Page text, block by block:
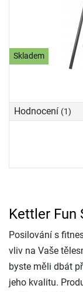
Skladem
Hodnocení (1)
Kettler Fun
Posilování s
vliv na Vaše
byste měli dbát
jeho kvalitu.